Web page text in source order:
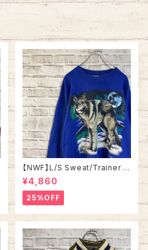
【NWF】L/S Sweat/Trainer L
90s Made in USA スウェット
トレーナー 企業モノ ウルフ フル
ムーン オオカミ 満月 USA製 ア
メリカ USA 古着
¥4,860
25%OFF